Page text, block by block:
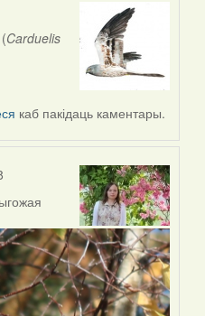
Carduelis
каб пакідаць каментары.